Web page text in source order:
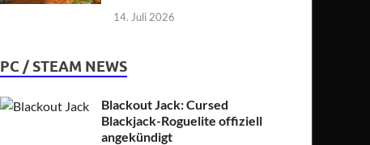
14. Juli 2026
PC / STEAM NEWS
Blackout Jack: Cursed
Blackjack-Roguelite offiziell
angekündigt